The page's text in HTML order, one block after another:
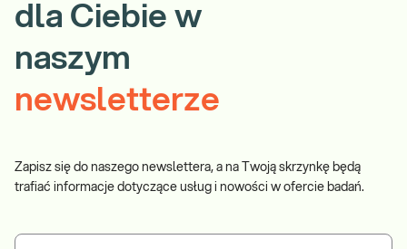
dla Ciebie w
naszym
newsletterze
Zapisz się do naszego newslettera, a na Twoją skrzynkę będą
trafiać informacje dotyczące usług i nowości w ofercie badań.